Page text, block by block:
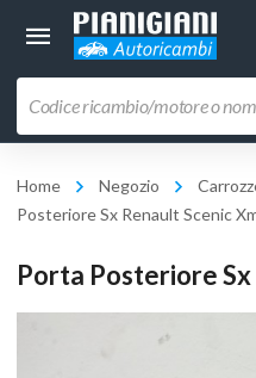
prodotti
Home Negozio
Posteriore Sx Renault Scenic
Porta Posteriore